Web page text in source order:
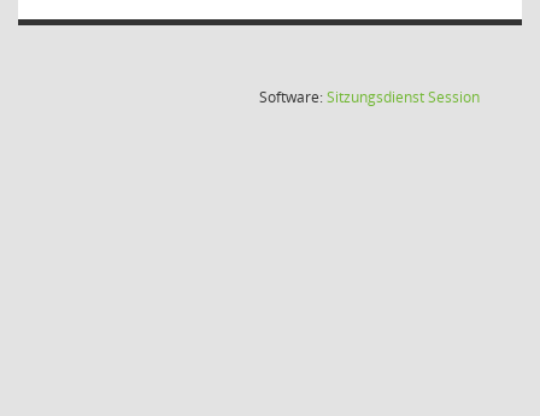
Software:SitzungsdienstSession(Wird in